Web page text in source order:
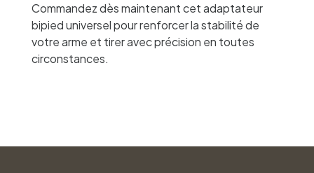
Commandez dès maintenant cet adaptateur
bipied universel pour renforcer la stabilité de
votre arme et tirer avec précision en toutes
circonstances.